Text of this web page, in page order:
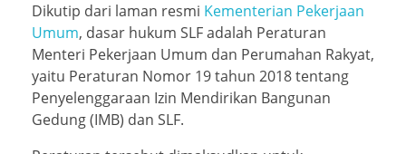
Dikutip dari laman resmi Kementerian Pekerjaan
Umum, dasar hukum SLF adalah Peraturan
Menteri Pekerjaan Umum dan Perumahan Rakyat,
yaitu Peraturan Nomor 19 tahun 2018 tentang
Penyelenggaraan Izin Mendirikan Bangunan
Gedung (IMB) dan SLF.